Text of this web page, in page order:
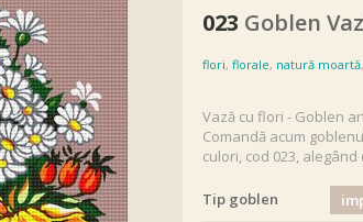
023 Goblen
flori,florale, natură moartă
Vază cu flori - Goblen
Comandă acum
culori, cod 023,
Tip goblen